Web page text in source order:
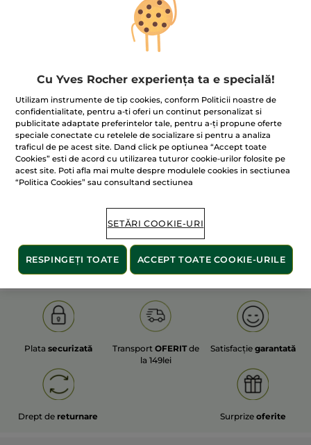
100% extracte din
plante
60 de hectarede
terenuri pe care se practică
agricultura ecologică
Afișați mai multe
OLD PRODUCT LINE LES DEODORANTS NAT.
Plata securizată Transport OFERITde
la 149lei
Satisfacțiegarantată
Drept de returnare Surprize oferite
Cu Yves Rocher experiența ta e specială!
Utilizam instrumente de tip cookies, conform Politicii noastre de
confidentialitate, pentru a-ti oferi un continut personalizat si
publicitate adaptate preferintelor tale, pentru a-ți propune oferte
speciale conectate cu retelele de socializare si pentru a analiza
traficul de pe acest site. Dand click pe optiunea “Accept toate
Cookies” esti de acord cu utilizarea tuturor cookie-urilor folosite pe
acest site. Poti afla mai multe despre modulele cookies in sectiunea
“Politica Cookies” sau consultand sectiunea
SETĂRI COOKIE-URI
RESPINGEȚI TOATE ACCEPT TOATE COOKIE-URILE